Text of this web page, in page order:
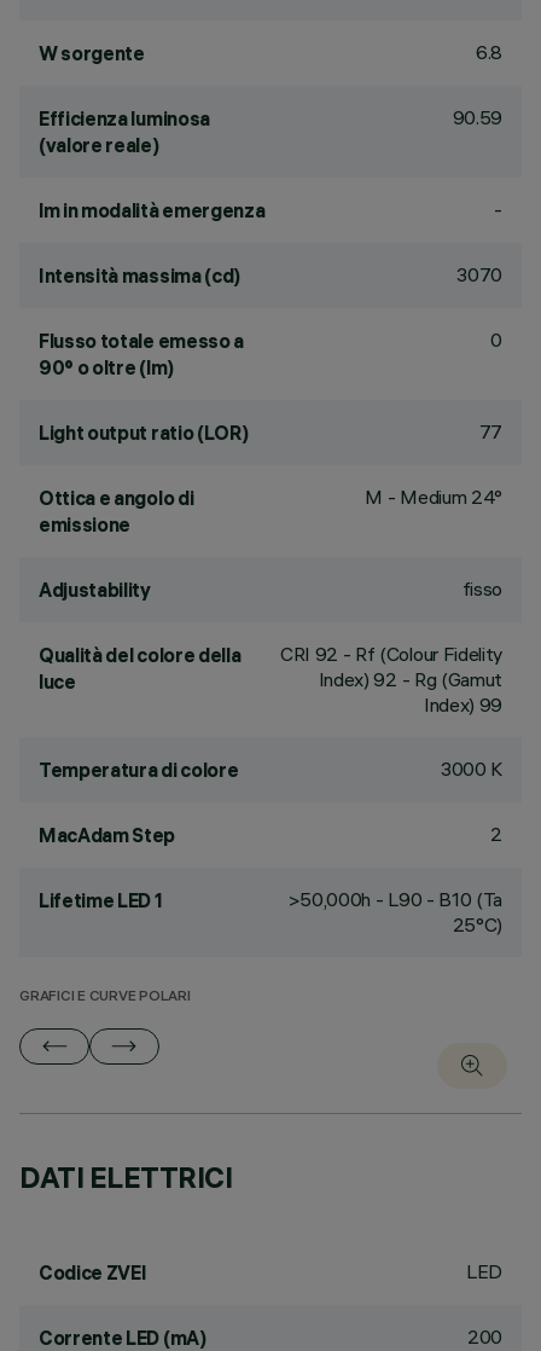
W sorgente 6.8
Efficienza luminosa
(valore reale)
90.59
lm in modalità emergenza -
Intensità massima (cd) 3070
Flusso totale emesso a
90° o oltre (lm)
0
Light output ratio (LOR) 77
Ottica e angolo di
emissione
M - Medium 24°
Adjustability fisso
Qualità del colore della
luce
CRI 92 - Rf (Colour Fidelity
Index) 92 - Rg (Gamut
Index) 99
Temperatura di colore 3000 K
MacAdam Step 2
Lifetime LED 1
>50,000h - L90 - B10 (Ta
25°C)
GRAFICI E CURVE POLARI
DATI ELETTRICI
Codice ZVEI LED
Corrente LED (mA) 200